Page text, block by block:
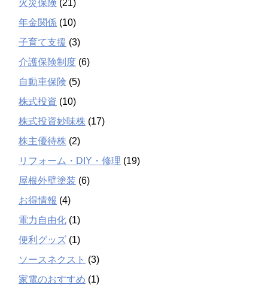
火災保険 (21)
年金関係 (10)
子育て支援 (3)
介護保険制度 (6)
自動車保険 (5)
株式投資 (10)
株式投資妙味株 (17)
株主優待株 (2)
リフォーム・DIY・修理 (19)
屋根外壁塗装 (6)
お得情報 (4)
電力自由化 (1)
便利グッズ (1)
ソースネクスト (3)
家電のおすすめ (1)